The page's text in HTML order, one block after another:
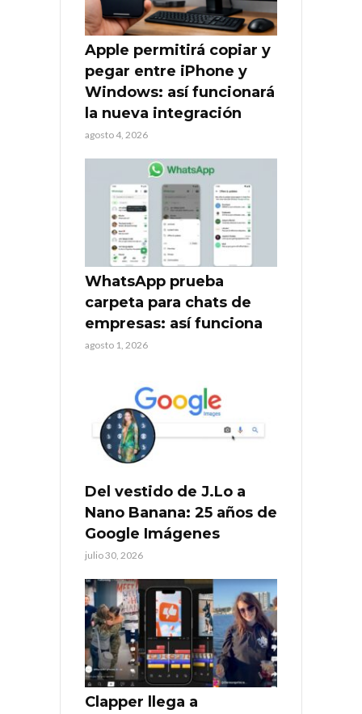
Apple permitirá copiar y
pegar entre iPhone y
Windows: así funcionará
la nueva integración
agosto 4, 2026
WhatsApp prueba
carpeta para chats de
empresas: así funciona
agosto 1, 2026
Del vestido de J.Lo a
Nano Banana: 25 años de
Google Imágenes
julio 30, 2026
Clapper llega a